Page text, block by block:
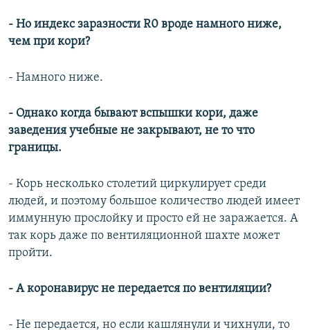
- Но индекс заразности R0 вроде намного ниже,
чем при кори?
- Намного ниже.
- Однако когда бывают вспышки кори, даже
заведения учебные не закрывают, не то что
границы.
- Корь несколько столетий циркулирует среди
людей, и поэтому большое количество людей имеет
иммунную прослойку и просто ей не заражается. А
так корь даже по вентиляционной шахте может
пройти.
- А коронавирус не передается по вентиляции?
- Не передается, но если кашлянули и чихнули, то